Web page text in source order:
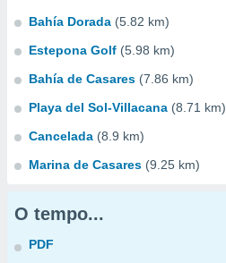
Bahía Dorada (5.82 km)
Estepona Golf (5.98 km)
Bahía de Casares (7.86 km)
Playa del Sol-Villacana (8.71 km)
Cancelada (8.9 km)
Marina de Casares (9.25 km)
O tempo...
PDF